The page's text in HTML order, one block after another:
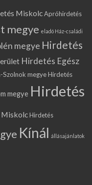
MiskolcApróhirdetés
megye eladó Ház-családi
megye Hirdetés
Hirdetés Egész
Szolnok megyeHirdetés
megye Hirdetés
Hirdetés
Kínál állásajánlatok